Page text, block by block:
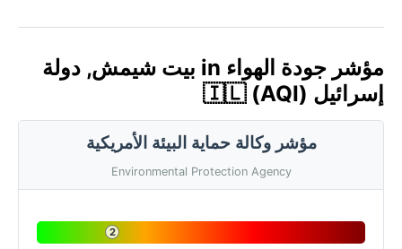
مؤشر جودة الهواء in بيت شيمش, دولة
إسرائيل 🇮🇱 (AQI)
مؤشر وكالة حماية البيئة الأمريكية
Environmental Protection Agency
2